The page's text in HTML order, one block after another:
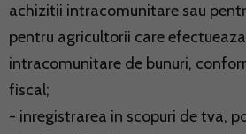
achizitii intracomunitare sau
pentru agricultorii care
intracomunitare de bunuri,
fiscal;
- inregistrarea in scopuri de tva,